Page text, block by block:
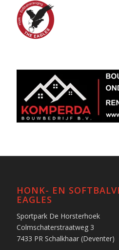
HONK- EN
EAGLES
Sportpark De Horsterhoek
Colmschaterstraatweg 3
7433 PR Schalkhaar (Deventer)